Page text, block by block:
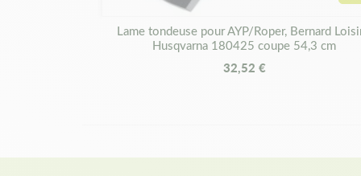
Lame tondeuse pour AYP/Roper, Bernard
Husqvarna 180425 coupe 54,3 cm
32,52 €